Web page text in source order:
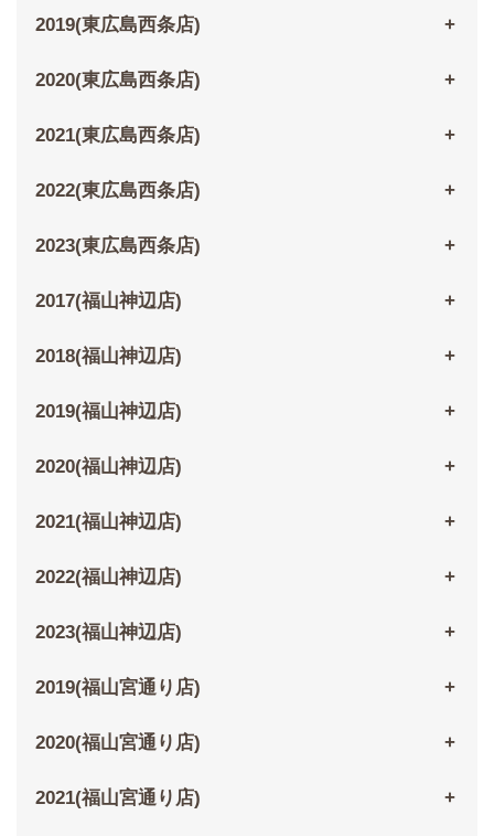
2019(東広島西条店)
2020(東広島西条店)
2021(東広島西条店)
2022(東広島西条店)
2023(東広島西条店)
2017(福山神辺店)
2018(福山神辺店)
2019(福山神辺店)
2020(福山神辺店)
2021(福山神辺店)
2022(福山神辺店)
2023(福山神辺店)
2019(福山宮通り店)
2020(福山宮通り店)
2021(福山宮通り店)